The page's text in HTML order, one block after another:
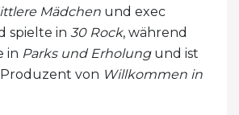
Mädchen und exec
spielte in 30 Rock, während
in Parks und Erholungund ist
von Willkommen in